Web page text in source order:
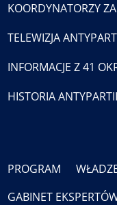
KOORDYNATORZY
TELEWIZJA
INFORMACJE Z 41
HISTORIA ANTYPARTII
PROGRAM
GABINET